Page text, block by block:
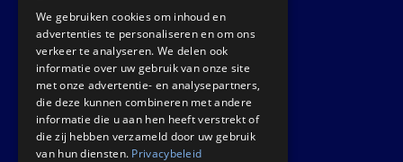
GET IN TOUCH
Euralco Europe B.V.
Zinkstraat 24 - E9451
4823 AD Breda
The Netherlands
We gebruiken cookies om inhoud en
advertenties te personaliseren en om ons
verkeer te analyseren. We delen ook
informatie over uw gebruik van onze site
met onze advertentie- en analysepartners,
die deze kunnen combineren met andere
informatie die u aan hen heeft verstrekt of
die zij hebben verzameld door uw gebruik
van hun diensten. Privacybeleid